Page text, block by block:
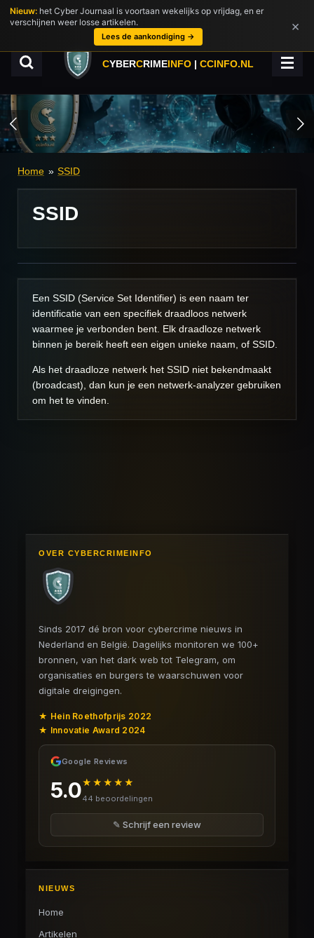
Ga
direct
hoofdinhoud
CYBERCRIMEINFO | CCINFO.NL
Home » SSID
SSID
Een SSID (Service Set Identifier) is een naam ter
identificatie van een specifiek draadloos netwerk
waarmee je verbonden bent. Elk draadloze netwerk
binnen je bereik heeft een eigen unieke naam, of SSID.
Als het draadloze netwerk het SSID niet bekendmaakt
(broadcast), dan kun je een netwerk-analyzer gebruiken
om het te vinden.
OVER CYBERCRIMEINFO
Sinds 2017 dé bron voor cybercrime nieuws in
Nederland en België. Dagelijks monitoren we 100+
bronnen, van het dark web tot Telegram, om
organisaties en burgers te waarschuwen voor
digitale dreigingen.
★ Hein Roethofprijs 2022
★ Innovatie Award 2024
Google Reviews
5.0★★★★★
44 beoordelingen
✎ Schrijf een review
NIEUWS
Home
Artikelen
Nieuw: het Cyber Journaal is voortaan wekelijks op vrijdag, en er
verschijnen weer losse artikelen.
Lees de aankondiging →
×